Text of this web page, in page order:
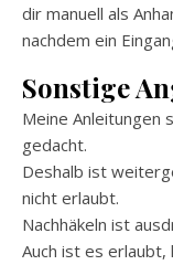
dir manuell als
nachdem ein
Sonstige
Meine Anleitungen
gedacht.
Deshalb ist
nicht erlaubt.
Nachhäkeln ist
Auch ist es